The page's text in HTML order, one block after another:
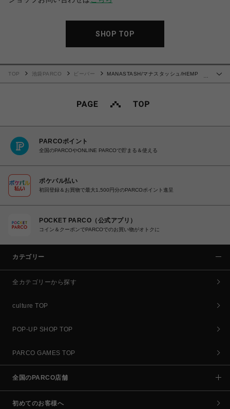
SHOP TOP
TOP 池袋PARCO ビーバー
MANASTASH/マナスタッシュ/HEMP
PARCOポイント
全国のPARCOやONLINE PARCOで貯まる＆使える
ポケパル払い
初回登録＆お買物で最大1,500円分のPARCOポイント進呈
POCKET PARCO（公式アプリ）
コイン＆クーポンでPARCOでのお買い物がオトクに
カテゴリー
全カテゴリーから探す
culture TOP
POP-UP SHOP TOP
PARCO GAMES TOP
全国のPARCO店舗
初めてのお客様へ